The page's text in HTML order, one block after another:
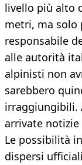
livello più alto
metri, ma solo
responsabile
alle autorità
alpinisti non
sarebbero
irraggiungibili.
arrivate
Le possibilità
dispersi